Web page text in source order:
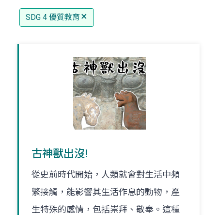
SDG 4 優質教育
古神獸出沒!
從史前時代開始，人類就會對生活中頻
繁接觸，能影響其生活作息的動物，產
生特殊的感情，包括崇拜、敬奉。這種